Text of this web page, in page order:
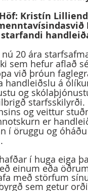
Höf: Kristín
starfandi
20 ára
sem hefur aflað
við þróun
handleiðslu á
og
og veittur
er
í öruggu og
einum eða
með störfum
sem getur